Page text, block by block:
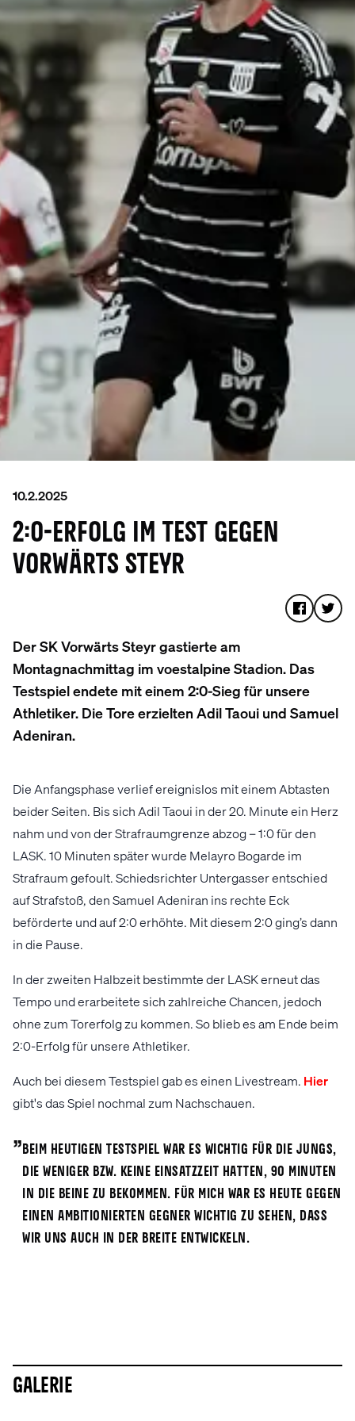
10.2.2025
2:0-ERFOLG IM TEST GEGEN
VORWÄRTS STEYR
Der SK Vorwärts Steyr gastierte am
Montagnachmittag im voestalpine Stadion. Das
Testspiel endete mit einem 2:0-Sieg für unsere
Athletiker. Die Tore erzielten Adil Taoui und Samuel
Adeniran.
Die Anfangsphase verlief ereignislos mit einem Abtasten
beider Seiten. Bis sich Adil Taoui in der 20. Minute ein Herz
nahm und von der Strafraumgrenze abzog – 1:0 für den
LASK. 10 Minuten später wurde Melayro Bogarde im
Strafraum gefoult. Schiedsrichter Untergasser entschied
auf Strafstoß, den Samuel Adeniran ins rechte Eck
beförderte und auf 2:0 erhöhte. Mit diesem 2:0 ging’s dann
in die Pause.
In der zweiten Halbzeit bestimmte der LASK erneut das
Tempo und erarbeitete sich zahlreiche Chancen, jedoch
ohne zum Torerfolg zu kommen. So blieb es am Ende beim
2:0-Erfolg für unsere Athletiker.
Auch bei diesem Testspiel gab es einen Livestream. Hier
gibt's das Spiel nochmal zum Nachschauen.
„
Beim heutigen Testspiel war es wichtig für die Jungs,
die weniger bzw. keine Einsatzzeit hatten, 90 Minuten
in die Beine zu bekommen. Für mich war es heute gegen
einen ambitionierten Gegner wichtig zu sehen, dass
wir uns auch in der Breite entwickeln.
Galerie